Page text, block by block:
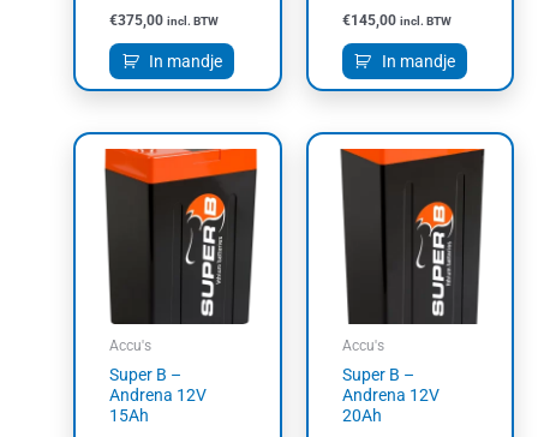
€375,00 incl. BTW
In mandje
€145,00 incl. BTW
In mandje
Accu's
Super B –
Andrena 12V
15Ah
Accu's
Super B –
Andrena 12V
20Ah